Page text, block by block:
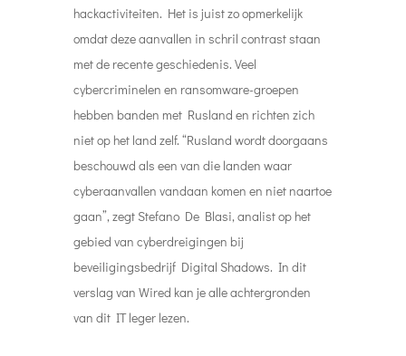
hackactiviteiten. Het is juist zo opmerkelijk
omdat deze aanvallen in schril contrast staan
met de recente geschiedenis. Veel
cybercriminelen en ransomware-groepen
hebben banden met Rusland en richten zich
niet op het land zelf. “Rusland wordt doorgaans
beschouwd als een van die landen waar
cyberaanvallen vandaan komen en niet naartoe
gaan”, zegt Stefano De Blasi, analist op het
gebied van cyberdreigingen bij
beveiligingsbedrijf Digital Shadows. In dit
verslag van Wired kan je alle achtergronden
van dit IT leger lezen.